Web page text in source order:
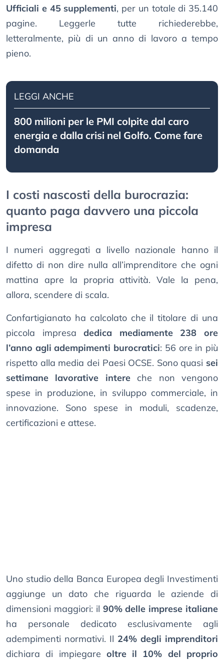
Ufficiali e 45 supplementi, per un totale di 35.140
pagine. Leggerle tutte richiederebbe,
letteralmente, più di un anno di lavoro a tempo
pieno.
LEGGI ANCHE
800 milioni per le PMI colpite dal caro
energia e dalla crisi nel Golfo. Come fare
domanda
I costi nascosti della burocrazia:
quanto paga davvero una piccola
impresa
I numeri aggregati a livello nazionale hanno il
difetto di non dire nulla all’imprenditore che ogni
mattina apre la propria attività. Vale la pena,
allora, scendere di scala.
Confartigianato ha calcolato che il titolare di una
piccola impresadedica mediamente 238 ore
l’anno agli adempimenti burocratici: 56 ore in più
rispetto alla media dei Paesi OCSE. Sono quasi sei
settimane lavorative intereche non vengono
spese in produzione, in sviluppo commerciale, in
innovazione. Sono spese in moduli, scadenze,
certificazioni e attese.
Uno studio della Banca Europea degli Investimenti
aggiunge un dato che riguarda le aziende di
dimensioni maggiori: il 90% delle imprese italiane
ha personale dedicato esclusivamente agli
adempimenti normativi. Il 24% degli imprenditori
dichiara di impiegare oltre il 10% del proprio